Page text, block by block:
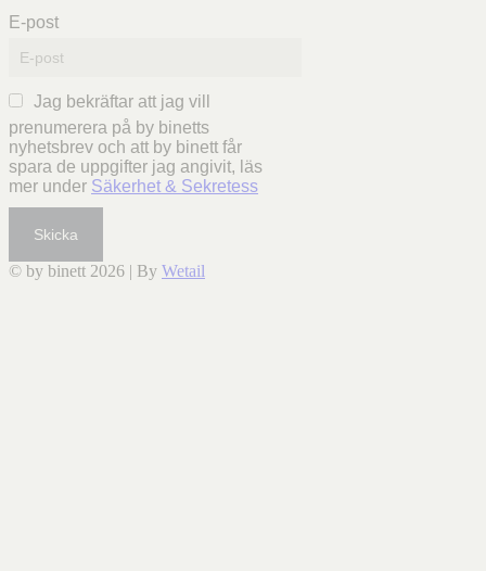
E-post
Jag bekräftar att jag vill
prenumerera på by binetts
nyhetsbrev och att by binett får
spara de uppgifter jag angivit, läs
mer under Säkerhet & Sekretess
Skicka
© by binett 2026 | By Wetail